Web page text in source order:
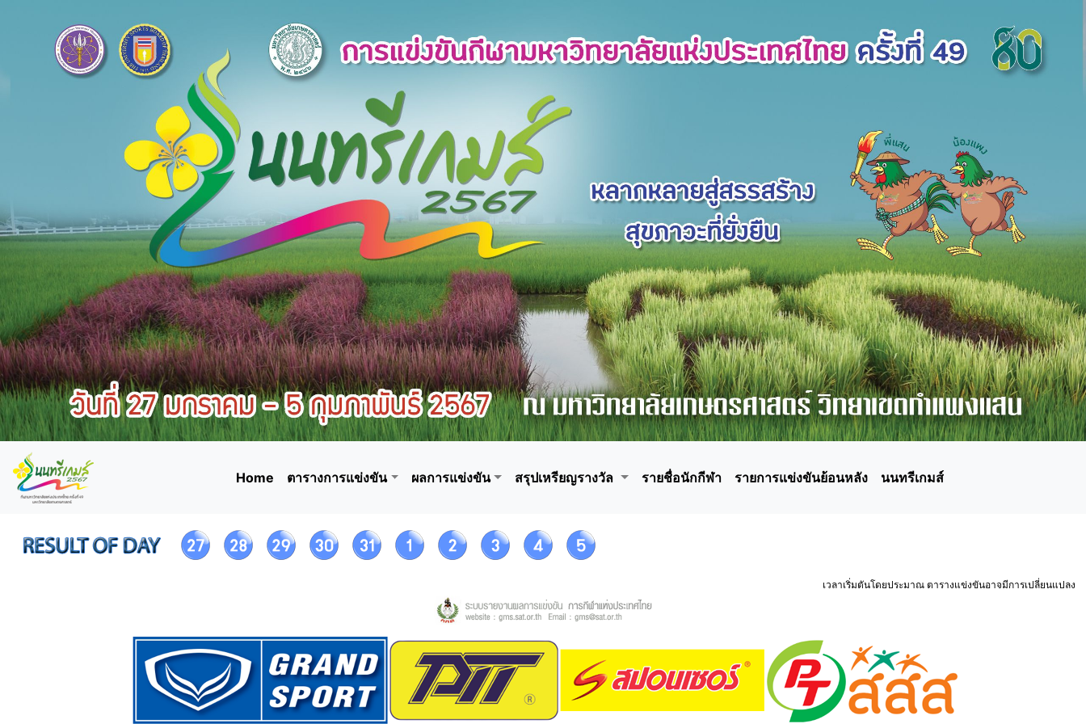
Home ตารางการแข่งขัน ผลการแข่งขัน สรุปเหรียญรางวัล รายชื่อนักกีฬา รายการแข่งขันย้อนหลัง นนทรีเกมส์
เวลาเริ่มตันโดยประมาณ ตารางแข่งขันอาจมีการเปลี่ยนแปลง